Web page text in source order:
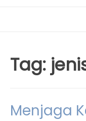
Tag:
Menjaga